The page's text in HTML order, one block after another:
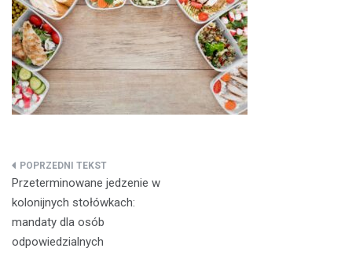
Nawigacja
wpisu
Przeterminowane jedzenie w
kolonijnych stołówkach:
mandaty dla osób
odpowiedzialnych